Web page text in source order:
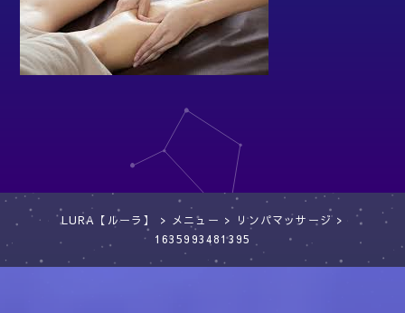
LURA【ルーラ】 > メニュー > リンパマッサージ>
1635993481395